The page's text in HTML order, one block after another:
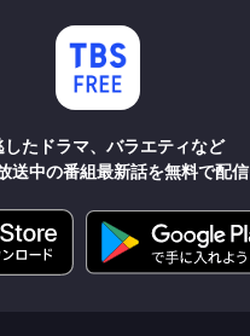
したドラマ、バラエティなど
送中の番組最新話を無料で配信